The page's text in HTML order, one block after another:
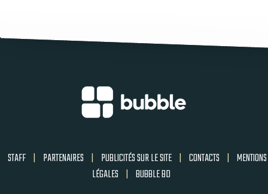
STAFF | PARTENAIRES | PUBLICITÉS SUR LE SITE | CONTACTS | MENTIONS
LÉGALES | BUBBLE BD